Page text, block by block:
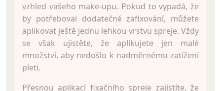
vzhled vašeho make-upu. Pokud to vypadá, že
by potřeboval dodatečné zafixování, můžete
aplikovat ještě jednu lehkou vrstvu spreje. Vždy
se však ujistěte, že aplikujete jen malé
množství, aby nedošlo k nadměrnému zatížení
pleti.
Přesnou aplikací fixačního spreje zajistíte, že